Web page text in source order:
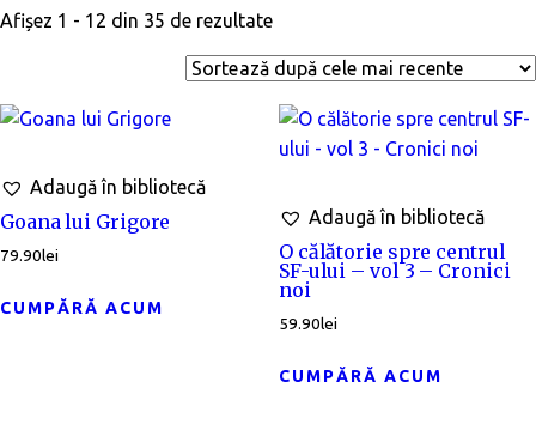
Afișez 1 - 12 din 35 de rezultate
Adaugă în bibliotecă
Goana lui Grigore
79.90lei
CUMPĂRĂ ACUM
Adaugă în bibliotecă
O călătorie spre centrul
SF-ului – vol 3 – Cronici
noi
59.90lei
CUMPĂRĂ ACUM